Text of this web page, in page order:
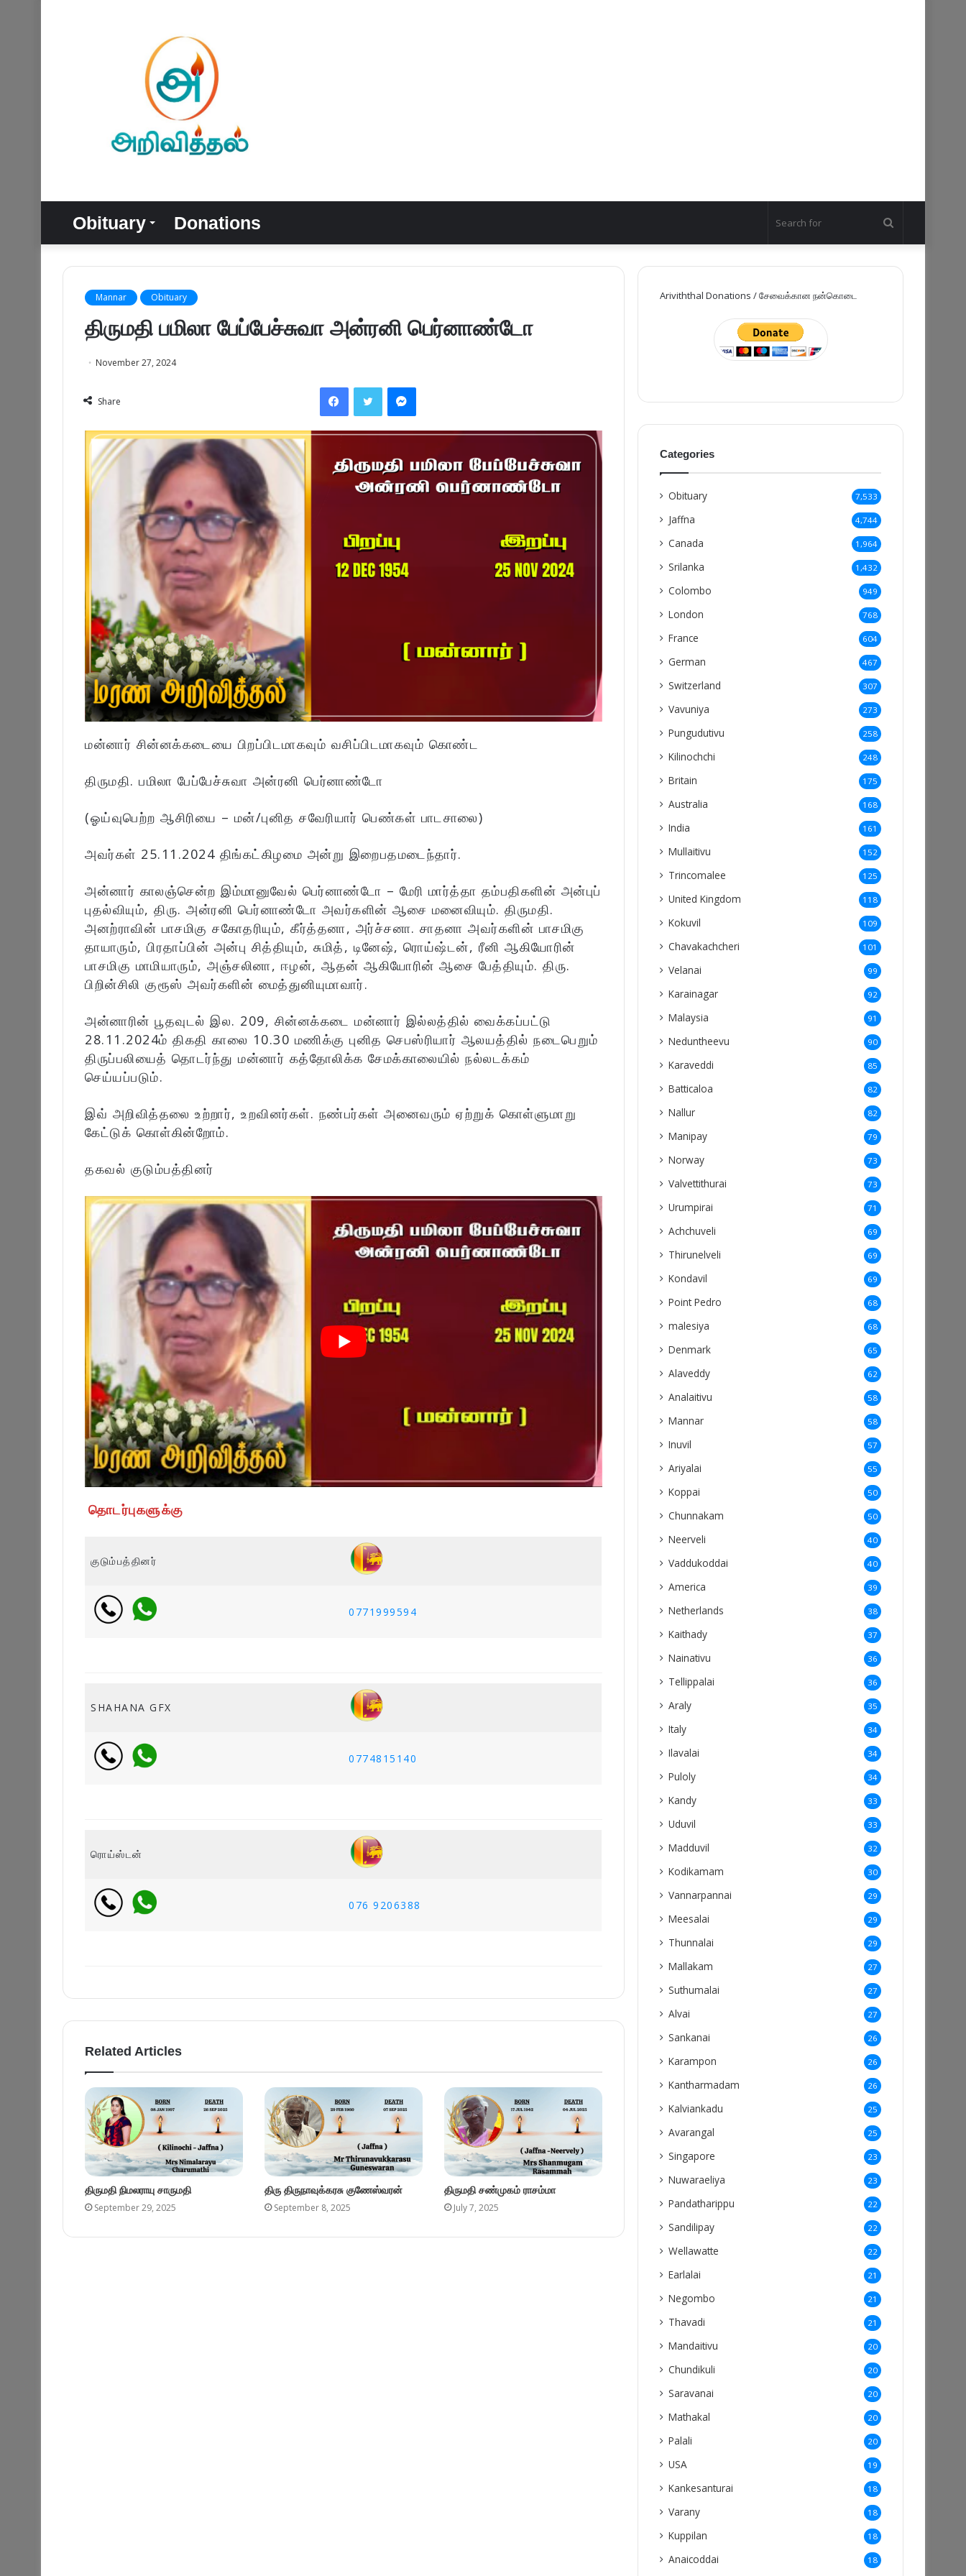
Obituary Donations
for
Mannar Obituary
திருமதி பமிலா பேப்பேச்சுவா அன்ரனி பெர்னாண்டோ
November 27, 2024
Share
FacebookTwitter Messenger
மன்னார் சின்னக்கடையை பிறப்பிடமாகவும் வசிப்பிடமாகவும் கொண்ட
திருமதி. பமிலா பேப்பேச்சுவா அன்ரனி பெர்னாண்டோ
(ஓய்வுபெற்ற ஆசிரியை – மன்/புனித சவேரியார் பெண்கள் பாடசாலை)
அவர்கள் 25.11.2024 திங்கட்கிழமை அன்று இறைபதமடைந்தார்.
அன்னார் காலஞ்சென்ற இம்மானுவேல் பெர்னாண்டோ – மேரி மார்த்தா தம்பதிகளின் அன்புப்
புதல்வியும், திரு. அன்ரனி பெர்னாண்டோ அவர்களின் ஆசை மனைவியும். திருமதி.
அனற்ராவின் பாசமிகு சகோதரியும், கீர்த்தனா, அர்ச்சனா. சாதனா அவர்களின் பாசமிகு
தாயாரும், பிரதாப்பின் அன்பு சித்தியும், சுமித், டினேஷ், ரொய்ஷ்டன், ரீனி ஆகியோரின்
பாசமிகு மாமியாரும், அஞ்சலினா, ஈழன், ஆதன் ஆகியோரின் ஆசை பேத்தியும். திரு.
பிறின்சிலி குரூஸ் அவர்களின் மைத்துனியுமாவார்.
அன்னாரின் பூதவுடல் இல. 209, சின்னக்கடை மன்னார் இல்லத்தில் வைக்கப்பட்டு
28.11.2024ம் திகதி காலை 10.30 மணிக்கு புனித செபஸ்ரியார் ஆலயத்தில் நடைபெறும்
திருப்பலியைத் தொடர்ந்து மன்னார் கத்தோலிக்க சேமக்காலையில் நல்லடக்கம்
செய்யப்படும்.
இவ் அறிவித்தலை உற்றார், உறவினர்கள். நண்பர்கள் அனைவரும் ஏற்றுக் கொள்ளுமாறு
கேட்டுக் கொள்கின்றோம்.
தகவல் குடும்பத்தினர்
தொடர்புகளுக்கு
குடும்பத்தினர்
0771999594
SHAHANA GFX
0774815140
ரொய்ஸ்டன்
076 9206388
Related Articles
திருமதி நிமலராயு சாருமதி
September 29, 2025
திரு திருநாவுக்கரசு குணேஸ்வரன்
September 8, 2025
திருமதி சண்முகம் ராசம்மா
July 7, 2025
Ariviththal Donations / சேவைக்கான நன்கொடை
Categories
Obituary 7,533
Jaffna 4,744
Canada 1,964
Srilanka 1,432
Colombo 949
London 768
France 604
German 467
Switzerland 307
Vavuniya 273
Pungudutivu 258
Kilinochchi 248
Britain 175
Australia 168
India 161
Mullaitivu 152
Trincomalee 125
United Kingdom 118
Kokuvil 109
Chavakachcheri 101
Velanai 99
Karainagar 92
Malaysia 91
Neduntheevu 90
Karaveddi 85
Batticaloa 82
Nallur 82
Manipay 79
Norway 73
Valvettithurai 73
Urumpirai 71
Achchuveli 69
Thirunelveli 69
Kondavil 69
Point Pedro 68
malesiya 68
Denmark 65
Alaveddy 62
Analaitivu 58
Mannar 58
Inuvil 57
Ariyalai 55
Koppai 50
Chunnakam 50
Neerveli 40
Vaddukoddai 40
America 39
Netherlands 38
Kaithady 37
Nainativu 36
Tellippalai 36
Araly 35
Italy 34
Ilavalai 34
Puloly 34
Kandy 33
Uduvil 33
Madduvil 32
Kodikamam 30
Vannarpannai 29
Meesalai 29
Thunnalai 29
Mallakam 27
Suthumalai 27
Alvai 27
Sankanai 26
Karampon 26
Kantharmadam 26
Kalviankadu 25
Avarangal 25
Singapore 23
Nuwaraeliya 23
Pandatharippu 22
Sandilipay 22
Wellawatte 22
Earlalai 21
Negombo 21
Thavadi 21
Mandaitivu 20
Chundikuli 20
Saravanai 20
Mathakal 20
Palali 20
USA 19
Kankesanturai 18
Varany 18
Kuppilan 18
Anaicoddai 18